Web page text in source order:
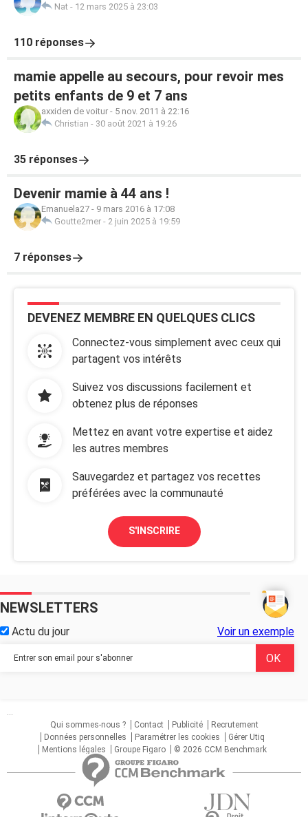
Nat - 12 mars 2025 à 23:03
110 réponses
mamie appelle au secours, pour revoir mes
petits enfants de 9 et 7 ans
axxiden de voitur - 5 nov. 2011 à 22:16
Christian - 30 août 2021 à 19:26
35 réponses
Devenir mamie à 44 ans !
Emanuela27 - 9 mars 2016 à 17:08
Goutte2mer - 2 juin 2025 à 19:59
7 réponses
DEVENEZ MEMBRE EN QUELQUES CLICS
Connectez-vous simplement avec ceux qui
partagent vos intérêts
Suivez vos discussions facilement et
obtenez plus de réponses
Mettez en avant votre expertise et aidez
les autres membres
Sauvegardez et partagez vos recettes
préférées avec la communauté
S'INSCRIRE
NEWSLETTERS
Actu du jour Voir un exemple
...
Qui sommes-nous ?
Contact Publicité
Recrutement
Données personnelles
Paramétrer les cookies
Gérer Utiq
Mentions légales
Groupe Figaro © 2026 CCM Benchmark